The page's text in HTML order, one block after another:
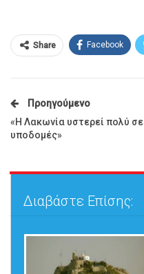
Share Facebook
Προηγούμενο
«Η Λακωνία υστερεί πολύ σε
υποδομές»
Διαβάστε Επίσης: